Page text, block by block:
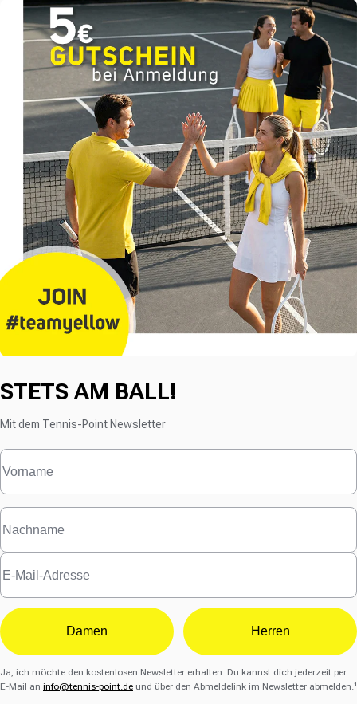
Sternen.
Sternen.
STETS AM BALL!
Mit dem Tennis-Point Newsletter
Damen Herren
Ja, ich möchte den kostenlosen Newsletter erhalten. Du kannst dich jederzeit per
E-Mail an info@tennis-point.de und über den Abmeldelink im Newsletter abmelden.¹